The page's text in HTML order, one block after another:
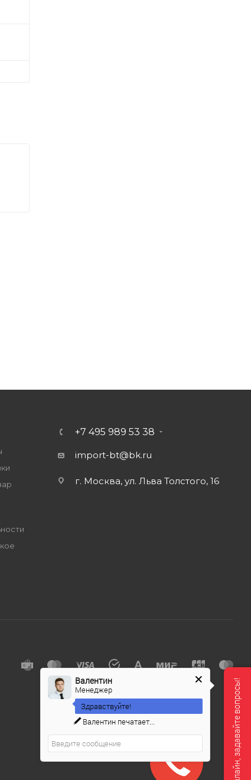
+7 495 989 53 38
import-bt@bk.ru
г. Москва, ул. Льва Толстого, 16
Мы онлайн, задавайте вопросы!
Валентин
Менеджер
Здравствуйте!
Валентин печатает...